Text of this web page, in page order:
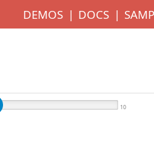
DEMOS DOCS
10